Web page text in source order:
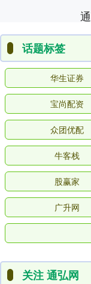
话题标签
华生证券
宝尚配资
众团优配
牛客栈
股赢家
广升网
关注 通弘网